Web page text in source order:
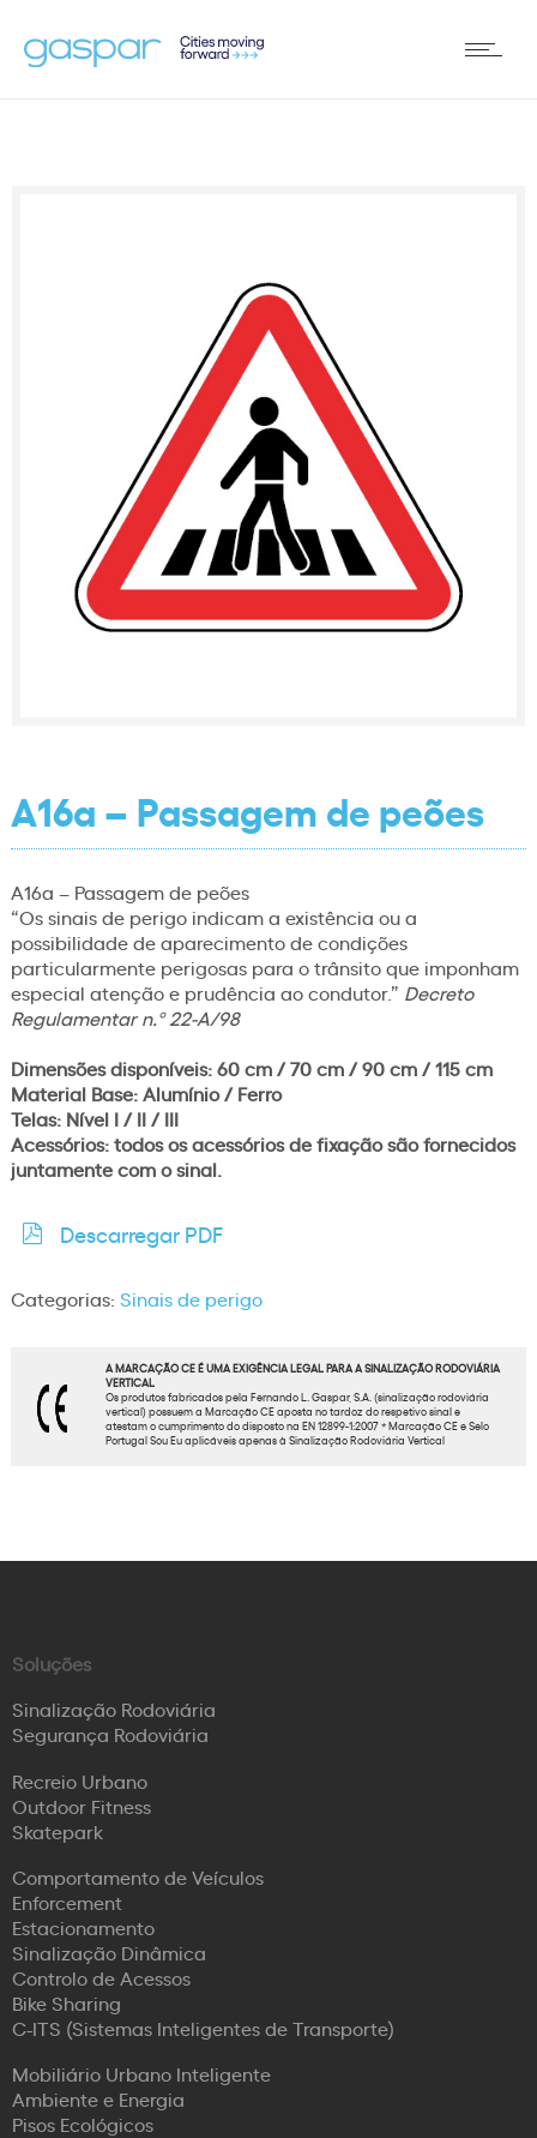
A16a – Passagem de peões
A16a – Passagem de peões
“Os sinais de perigo indicam a existência ou a
possibilidade de aparecimento de condições
particularmente perigosas para o trânsito que imponham
especial atenção e prudência ao condutor.” Decreto
Regulamentar n.º 22-A/98
Dimensões disponíveis: 60 cm / 70 cm / 90 cm / 115 cm
Material Base: Alumínio / Ferro
Telas: Nível I / II / III
Acessórios: todos os acessórios de fixação são fornecidos
juntamente com o sinal.
Descarregar PDF
Categorias: Sinais de perigo
A MARCAÇÃO CE É UMA EXIGÊNCIA LEGAL PARA A SINALIZAÇÃO RODOVIÁRIA
VERTICAL
Os produtos fabricados pela Fernando L. Gaspar, S.A. (sinalização rodoviária
vertical) possuem a Marcação CE aposta no tardoz do respetivo sinal e
atestam o cumprimento do disposto na EN 12899-1:2007 * Marcação CE e Selo
Portugal Sou Eu aplicáveis apenas à Sinalização Rodoviária Vertical
Soluções
Sinalização Rodoviária
Segurança Rodoviária
Recreio Urbano
Outdoor Fitness
Skatepark
Comportamento de Veículos
Enforcement
Estacionamento
Sinalização Dinâmica
Controlo de Acessos
Bike Sharing
C-ITS (Sistemas Inteligentes de Transporte)
Mobiliário Urbano Inteligente
Ambiente e Energia
Pisos Ecológicos